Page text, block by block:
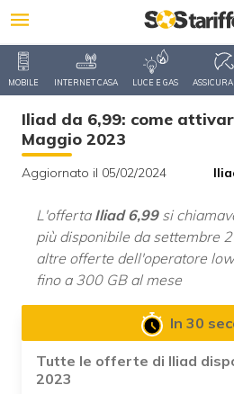
MOBILE INTERNET CASA LUCE E GAS
Iliad da 6,99: come
Maggio 2023
Aggiornato il 05/02/2024
L'offerta Iliad 6,99si
più disponibile da settembre
altre offerte dell'operatore
fino a 300 GB al mese
In 30
Tutte le offerte di Iliad
2023